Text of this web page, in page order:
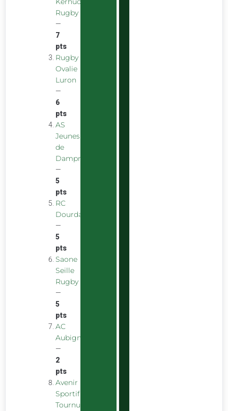
Rugby
—
7
pts
Rugby
Ovalie
Luron
—
6
pts
AS
Jeunes
de
Dampniat
—
5
pts
RC
Dourdan
—
5
pts
Saone
Seille
Rugby
—
5
pts
AC
Aubigny
—
2
pts
Avenir
Sportif
Tournus